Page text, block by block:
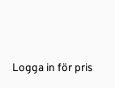
Logga in för pris